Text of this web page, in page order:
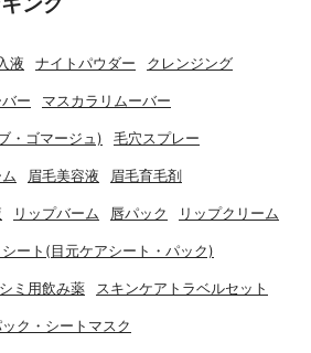
液 ナイトパウダー クレンジング
ー マスカラリムーバー
・ゴマージュ) 毛穴スプレー
眉毛美容液 眉毛育毛剤
リップバーム 唇パック リップクリーム
シート(目元ケアシート・パック)
シミ用飲み薬 スキンケアトラベルセット
ク・シートマスク